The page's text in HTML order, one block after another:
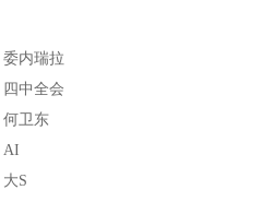
委内瑞拉
四中全会
何卫东
AI
大S